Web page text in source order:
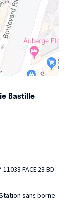
Bastille
FACE 23 BD
sans borne